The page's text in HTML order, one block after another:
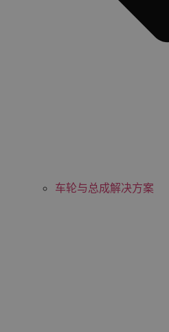
车轮与总成解决方案